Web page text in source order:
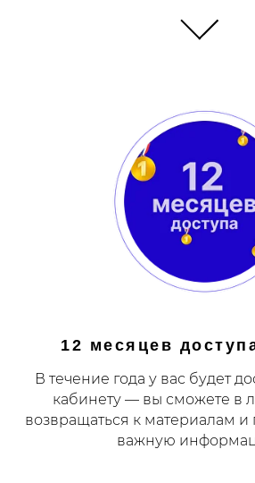
12 месяцев
В течение года у вас будет
кабинету — вы сможете в
возвращаться к материалам и
важную